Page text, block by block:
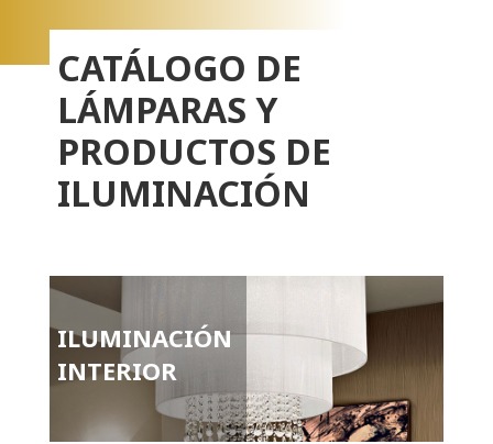
CATÁLOGO DE
LÁMPARAS Y
PRODUCTOS DE
ILUMINACIÓN
ILUMINACIÓN
INTERIOR